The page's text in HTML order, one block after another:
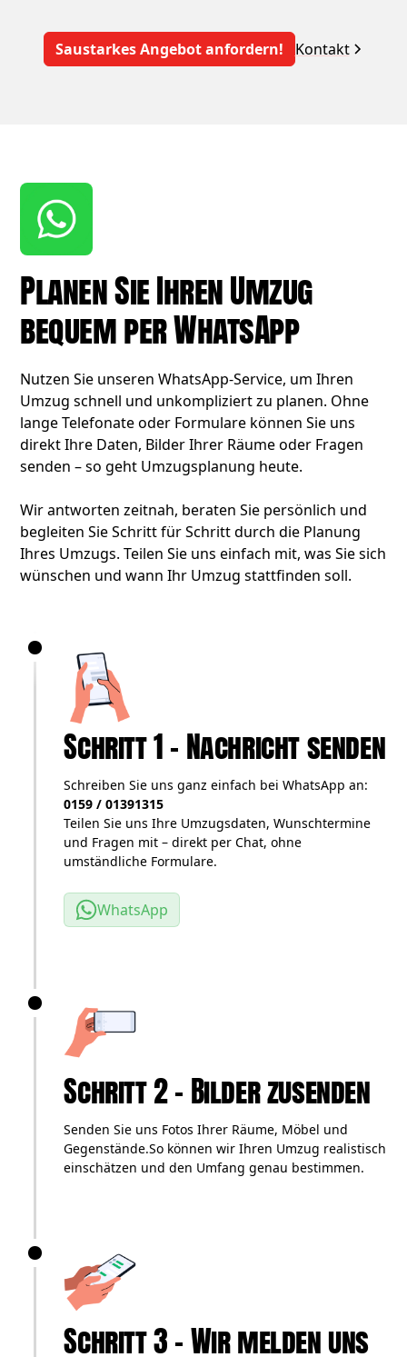
Saustarkes Angebot anfordern! Kontakt
Planen Sie Ihren Umzug
bequem per WhatsApp
Nutzen Sie unseren WhatsApp-Service, um Ihren
Umzug schnell und unkompliziert zu planen. Ohne
lange Telefonate oder Formulare können Sie uns
direkt Ihre Daten, Bilder Ihrer Räume oder Fragen
senden – so geht Umzugsplanung heute.
Wir antworten zeitnah, beraten Sie persönlich und
begleiten Sie Schritt für Schritt durch die Planung
Ihres Umzugs. Teilen Sie uns einfach mit, was Sie sich
wünschen und wann Ihr Umzug stattfinden soll.
Schritt 1 – Nachricht senden
Schreiben Sie uns ganz einfach bei WhatsApp an:
0159 / 01391315
Teilen Sie uns Ihre Umzugsdaten, Wunschtermine
und Fragen mit – direkt per Chat, ohne
umständliche Formulare.
WhatsApp
Schritt 2 – Bilder zusenden
Senden Sie uns Fotos Ihrer Räume, Möbel und
Gegenstände.So können wir Ihren Umzug realistisch
einschätzen und den Umfang genau bestimmen.
Schritt 3 – Wir melden uns